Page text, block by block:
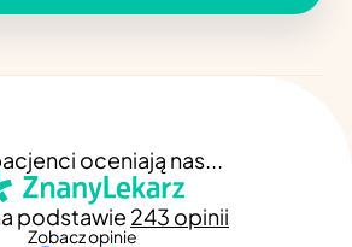
oceniają nas...
podstawie 243 opinii
Zobacz opinie